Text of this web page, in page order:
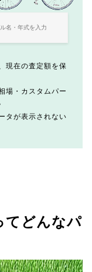
現在の査定額を保
場・カスタムパー
タが表示されない
てどんなパ